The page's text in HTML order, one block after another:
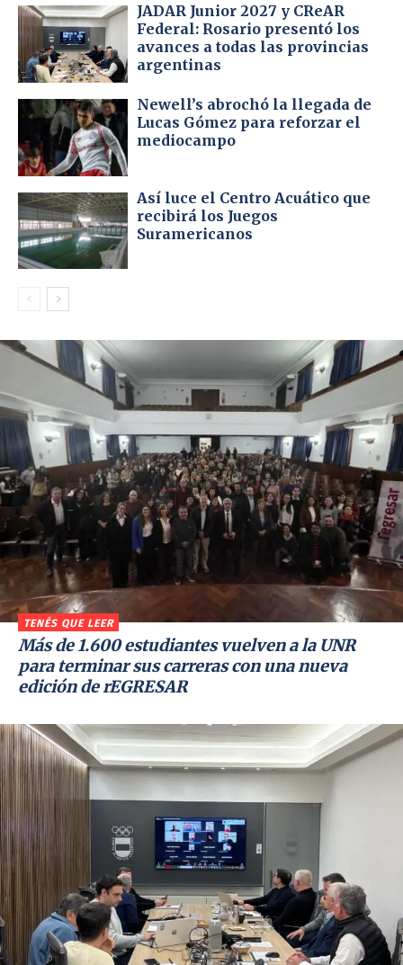
JADAR Junior 2027 y CReAR
Federal: Rosario presentó los
avances a todas las provincias
argentinas
Newell’s abrochó la llegada de
Lucas Gómez para reforzar el
mediocampo
Así luce el Centro Acuático que
recibirá los Juegos
Suramericanos
TENÉS QUE LEER
Más de 1.600 estudiantes vuelven a la UNR
para terminar sus carreras con una nueva
edición de rEGRESAR